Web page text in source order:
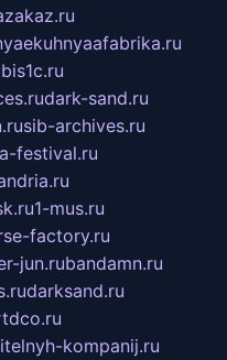
dark-sand.ru
sib-archives.ru
festival.ru
1-mus.ru
factory.ru
jun.rubandamn.ru
darksand.ru
kompanij.ru